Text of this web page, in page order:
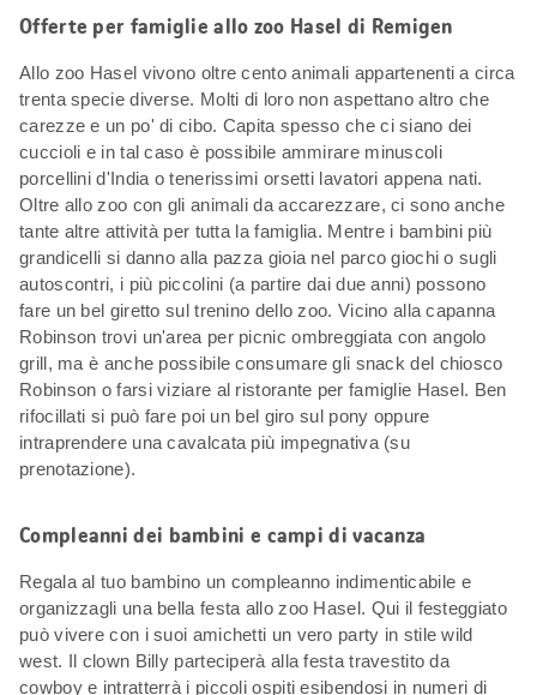
Offerte per famiglie allo zoo Hasel di Remigen
Allo zoo Hasel vivono oltre cento animali appartenenti a circa
trenta specie diverse. Molti di loro non aspettano altro che
carezze e un po' di cibo. Capita spesso che ci siano dei
cuccioli e in tal caso è possibile ammirare minuscoli
porcellini d'India o tenerissimi orsetti lavatori appena nati.
Oltre allo zoo con gli animali da accarezzare, ci sono anche
tante altre attività per tutta la famiglia. Mentre i bambini più
grandicelli si danno alla pazza gioia nel parco giochi o sugli
autoscontri, i più piccolini (a partire dai due anni) possono
fare un bel giretto sul trenino dello zoo. Vicino alla capanna
Robinson trovi un'area per picnic ombreggiata con angolo
grill, ma è anche possibile consumare gli snack del chiosco
Robinson o farsi viziare al ristorante per famiglie Hasel. Ben
rifocillati si può fare poi un bel giro sul pony oppure
intraprendere una cavalcata più impegnativa (su
prenotazione).
Compleanni dei bambini e campi di vacanza
Regala al tuo bambino un compleanno indimenticabile e
organizzagli una bella festa allo zoo Hasel. Qui il festeggiato
può vivere con i suoi amichetti un vero party in stile wild
west. Il clown Billy parteciperà alla festa travestito da
cowboy e intratterrà i piccoli ospiti esibendosi in numeri di